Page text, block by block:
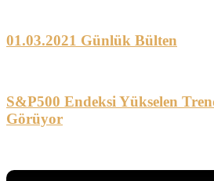
01.03.2021 Günlük Bülten
S&P500 Endeksi Yükselen
Görüyor